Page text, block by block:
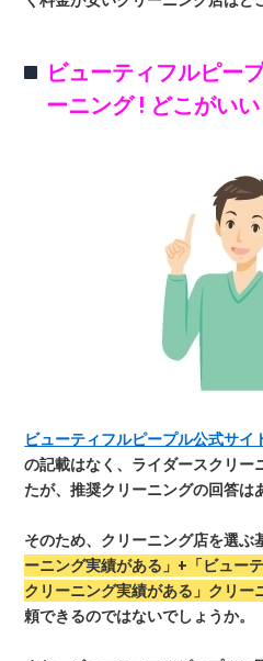
ビューティフルピー
ーニング ! どこがいい
ビューティフルピープル公式サイ
の記載はなく、ライダースクリー
たが、推奨クリーニングの回答は
そのため、クリーニング店を選ぶ
ーニング実績がある」+「ビュー
クリーニング実績がある」クリー
頼できるのではないでしょうか。